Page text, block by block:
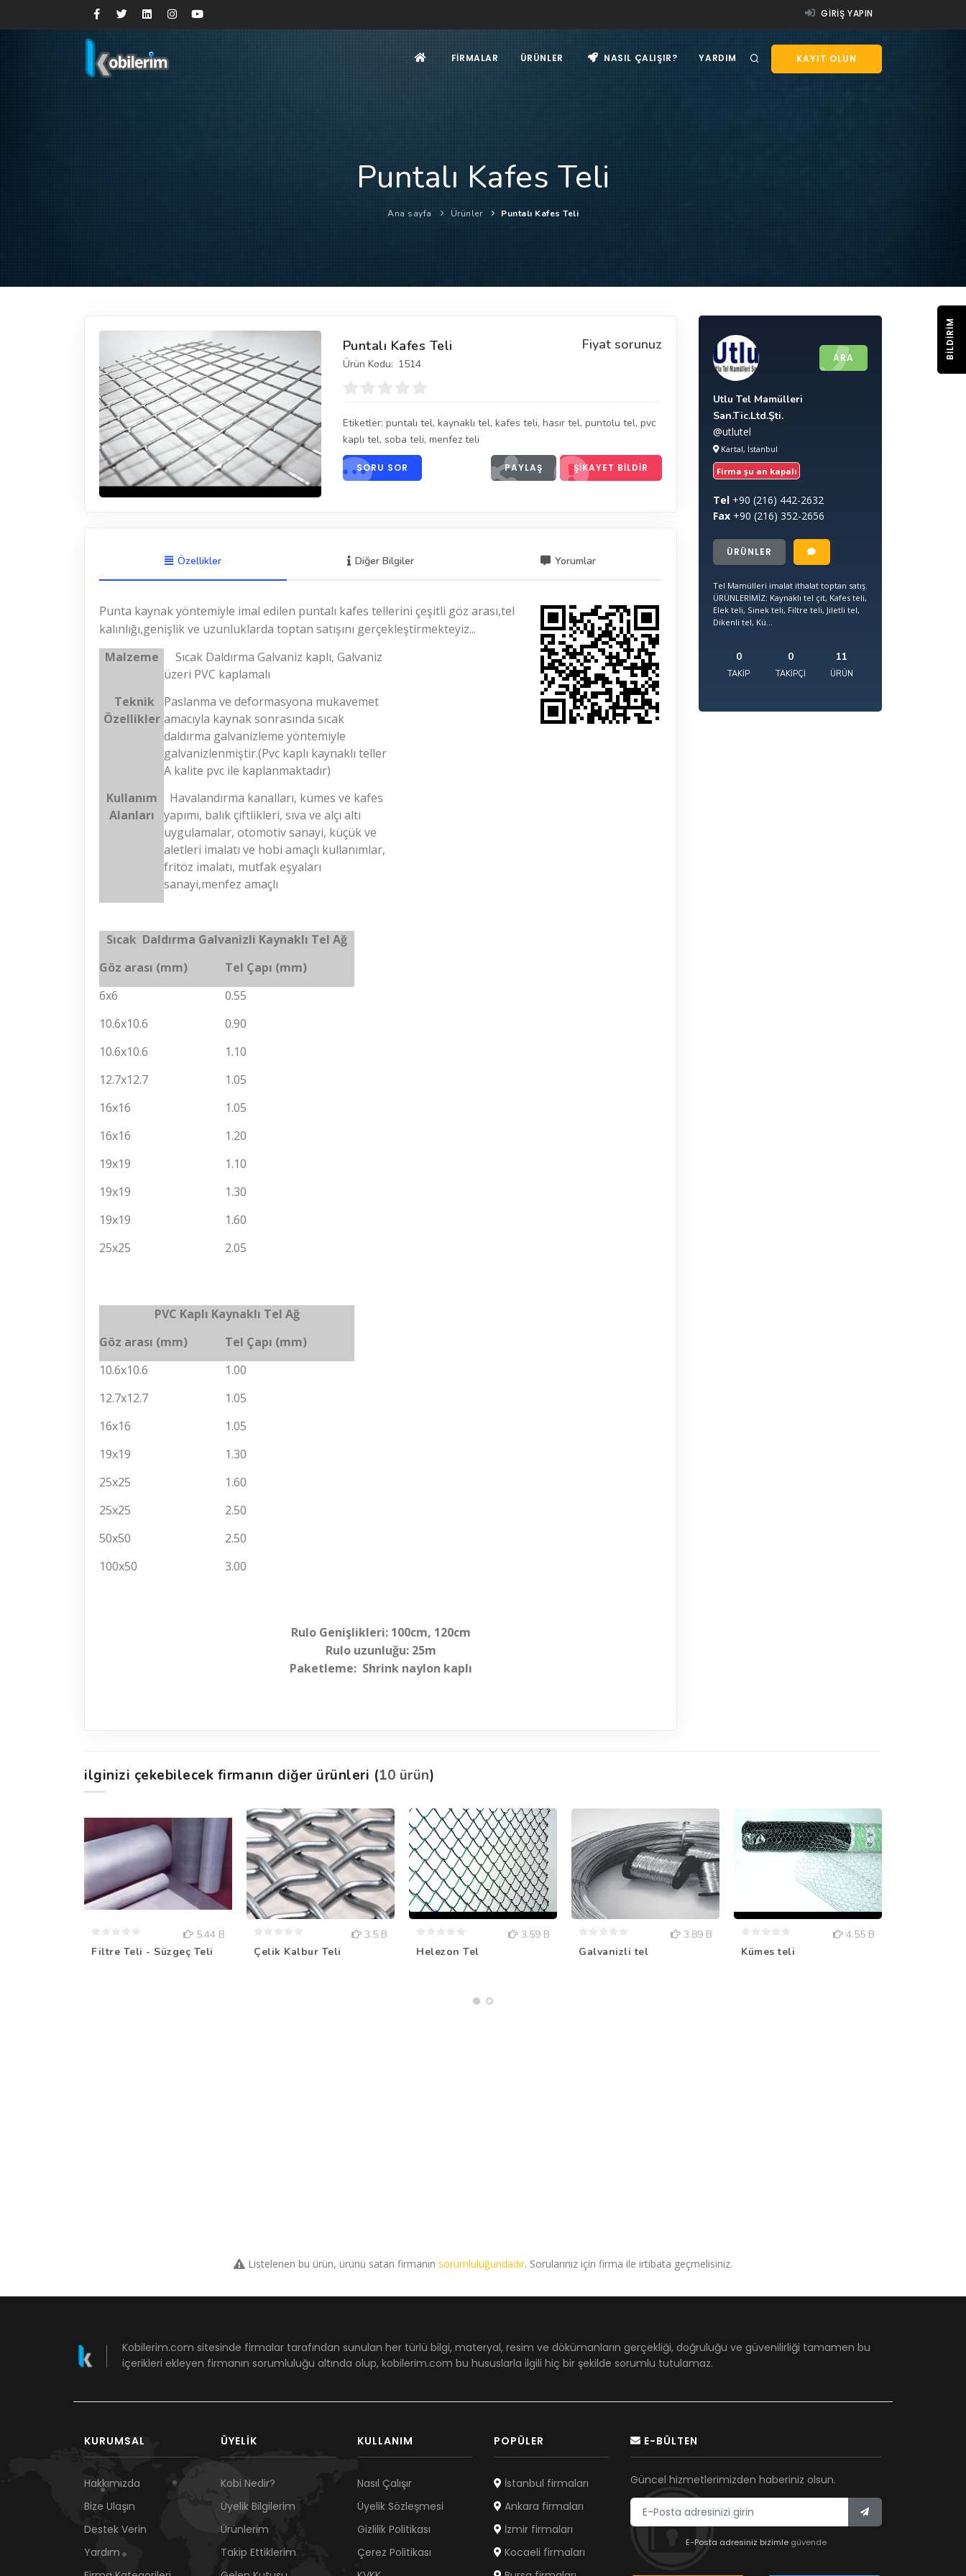
GIRIŞ YAPIN
KAYIT OLUN
FIRMALAR ÜRÜNLER NASIL ÇALIŞIR? YARDIM
Puntalı Kafes Teli
Ana sayfa Ürünler Puntalı Kafes Teli
Fiyat sorunuz
Puntalı Kafes Teli
Ürün Kodu: 1514
Etiketler: puntalı tel, kaynaklı tel, kafes teli, hasır tel, puntolu tel, pvc
kaplı tel, soba teli, menfez teli
SORU SOR PAYLAŞ ŞIKAYET BILDIR
Özellikler Diğer Bilgiler Yorumlar
Punta kaynak yöntemiyle imal edilen puntalı kafes tellerini çeşitli göz arası,tel
kalınlığı,genişlik ve uzunluklarda toptan satışını gerçekleştirmekteyiz...
Malzeme
Sıcak Daldırma Galvaniz kaplı, Galvaniz
üzeri PVC kaplamalı
Teknik
Özellikler
Paslanma ve deformasyona mukavemet
amacıyla kaynak sonrasında sıcak
daldırma galvanizleme yöntemiyle
galvanizlenmiştir.(Pvc kaplı kaynaklı teller
A kalite pvc ile kaplanmaktadır)
Kullanım
Alanları
Havalandırma kanalları, kümes ve kafes
yapımı, balık çiftlikleri, sıva ve alçı altı
uygulamalar, otomotiv sanayi, küçük ve
aletleri imalatı ve hobi amaçlı kullanımlar,
fritöz imalatı, mutfak eşyaları
sanayi,menfez amaçlı
Sıcak Daldırma Galvanizli Kaynaklı Tel Ağ
Göz arası (mm)
Tel Çapı (mm)
6x6
0.55
10.6x10.6
0.90
10.6x10.6
1.10
12.7x12.7
1.05
16x16
1.05
16x16
1.20
19x19
1.10
19x19
1.30
19x19
1.60
25x25
2.05
PVC Kaplı Kaynaklı Tel Ağ
Göz arası (mm) Tel Çapı (mm)
10.6x10.6
1.00
12.7x12.7
1.05
16x16
1.05
19x19
1.30
25x25
1.60
25x25
2.50
50x50
2.50
100x50
3.00
Rulo Genişlikleri: 100cm, 120cm
Rulo uzunluğu: 25m
Paketleme: Shrink naylon kaplı
ARA
Utlu Tel Mamülleri
San.Tic.Ltd.Şti.
@utlutel
Kartal, İstanbul
Firma şu an kapalı
Tel +90 (216) 442-2632
Fax +90 (216) 352-2656
ÜRÜNLER
Tel Mamülleri imalat ithalat toptan satış.
ÜRÜNLERİMİZ: Kaynaklı tel çit, Kafes teli,
Elek teli, Sinek teli, Filtre teli, Jiletli tel,
Dikenli tel, Kü...
0
TAKIP
0
TAKIPÇI
11
ÜRÜN
ilginizi çekebilecek firmanın diğer ürünleri (10 ürün)
5.44 B
Filtre Teli - Süzgeç Teli
3.5 B
Çelik Kalbur Teli
3.59 B
Helezon Tel
3.89 B
Galvanizli tel
4.55 B
Kümes teli
Listelenen bu ürün, ürünü satan firmanın sorumluluğundadır. Sorularınız için firma ile irtibata geçmelisiniz.
Kobilerim.com sitesinde firmalar tarafından sunulan her türlü bilgi, materyal, resim ve dökümanların gerçekliği, doğruluğu ve güvenilirliği tamamen bu
içerikleri ekleyen firmanın sorumluluğu altında olup, kobilerim.com bu hususlarla ilgili hiç bir şekilde sorumlu tutulamaz.
KURUMSAL
Hakkımızda
Bize Ulaşın
Destek Verin
Yardım
ÜYELIK
Kobi Nedir?
Üyelik Bilgilerim
Ürünlerim
Takip Ettiklerim
KULLANIM
Nasıl Çalışır
Üyelik Sözleşmesi
Gizlilik Politikası
Çerez Politikası
POPÜLER
İstanbul firmaları
Ankara firmaları
İzmir firmaları
Kocaeli firmaları
E-BÜLTEN
Güncel hizmetlerimizden haberiniz olsun.
E-Posta adresiniz bizimle güvende
BILDIRIM